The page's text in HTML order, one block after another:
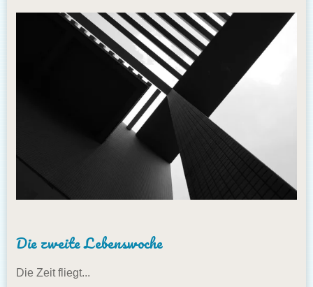
Die zweite Lebenswoche
Die Zeit fliegt...